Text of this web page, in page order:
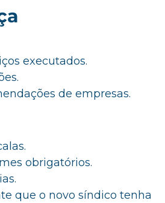
executados.
de empresas.
obrigatórios.
que o novo síndico tenha